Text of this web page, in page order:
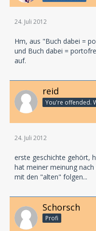
24. Juli 2012
Hm, aus "Buch dabei =
und Buch dabei =
auf.
reid
24. Juli 2012
erste geschichte gehört,
hat meiner meinung
mit den "alten" folgen...
Schorsch
Profi